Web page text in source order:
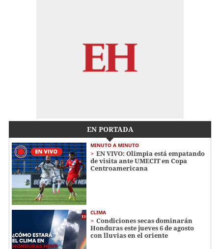
EN PORTADA
MINUTO A MINUTO
EN VIVO: Olimpia está empatando
de visita ante UMECIT en Copa
Centroamericana
CLIMA
Condiciones secas dominarán
Honduras este jueves 6 de agosto
con lluvias en el oriente